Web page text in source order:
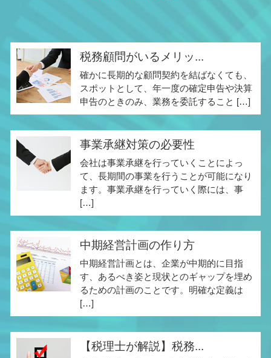
税務顧問がいるメリッ...
確かに長期的な顧問契約を結ばなくても、
スポットとして、年一度の確定申告や決算
申告のときのみ、業務を委託すること […]
事業承継対策の必要性
会社は事業承継を行っていくことによっ
て、長期間の事業を行うことが可能になり
ます。事業承継を行っていく際には、事
[…]
中期経営計画の作り方
中期経営計画とは、企業が中期的に目指
す、あるべき姿と現状とのギャップを埋め
るための計画のことです。明確な定義は
[…]
【税理士が解説】税務...